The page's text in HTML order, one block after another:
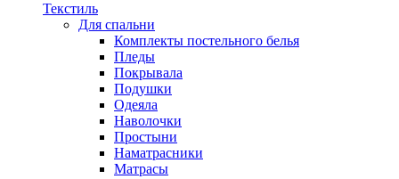
Текстиль
Для спальни
Комплекты постельного белья
Пледы
Покрывала
Подушки
Одеяла
Наволочки
Простыни
Наматрасники
Матрасы